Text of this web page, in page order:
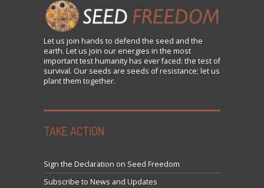
Let us join hands to defend the seed and the
earth. Let us join our energies in the most
important test humanity has ever faced: the test of
survival. Our seeds are seeds of resistance; let us
plant them together.
TAKE ACTION
Sign the Declaration on Seed Freedom
Subscribe to News and Updates